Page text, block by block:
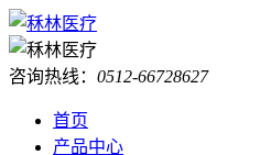
咨询热线： 0512-66728627
首页
产品中心